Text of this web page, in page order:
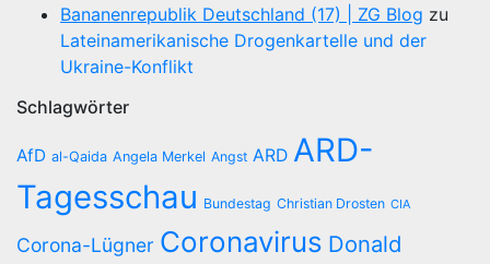
Bananenrepublik Deutschland (17) | ZG Blog zu
Lateinamerikanische Drogenkartelle und der
Ukraine-Konflikt
Schlagwörter
AfD al-Qaida Angela Merkel Angst ARD ARD-
Tagesschau Bundestag Christian Drosten CIA
Corona-Lügner Coronavirus Donald